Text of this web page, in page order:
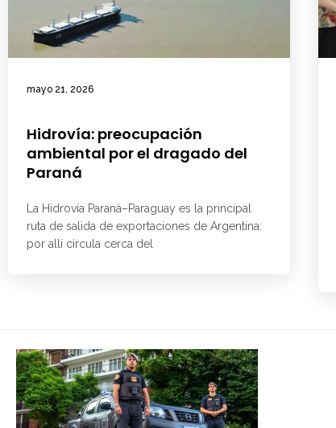
mayo 21, 2026
Hidrovía: preocupación
ambiental por el dragado del
Paraná
La Hidrovía Paraná–Paraguay es la principal
ruta de salida de exportaciones de Argentina:
por allí circula cerca del